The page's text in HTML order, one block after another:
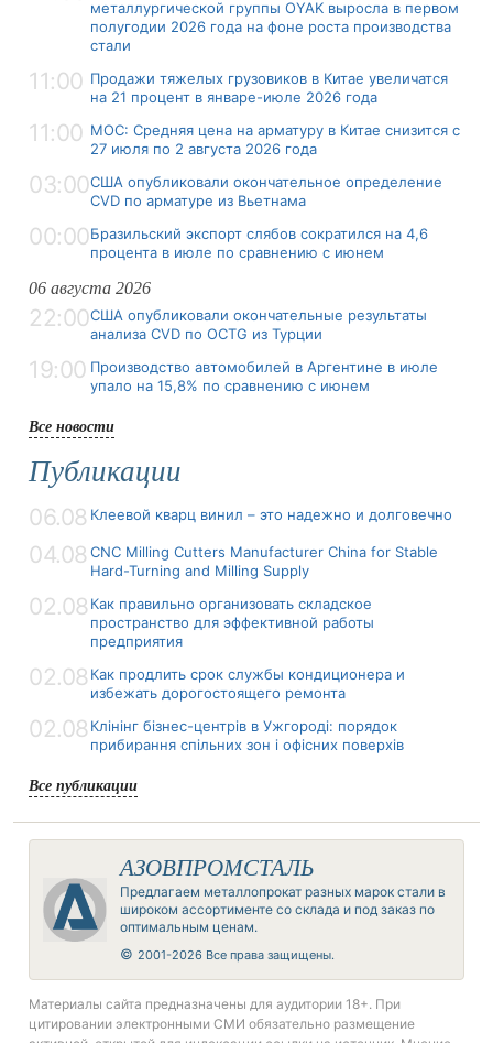
металлургической группы OYAK выросла в первом
полугодии 2026 года на фоне роста производства
стали
11:00 Продажи тяжелых грузовиков в Китае увеличатся
на 21 процент в январе-июле 2026 года
11:00 MOC: Средняя цена на арматуру в Китае снизится с
27 июля по 2 августа 2026 года
03:00США опубликовали окончательное определение
CVD по арматуре из Вьетнама
00:00Бразильский экспорт слябов сократился на 4,6
процента в июле по сравнению с июнем
06 августа 2026
22:00США опубликовали окончательные результаты
анализа CVD по OCTG из Турции
19:00 Производство автомобилей в Аргентине в июле
упало на 15,8% по сравнению с июнем
Все новости
Публикации
06.08 Клеевой кварц винил – это надежно и долговечно
04.08 CNC Milling Cutters Manufacturer China for Stable
Hard-Turning and Milling Supply
02.08 Как правильно организовать складское
пространство для эффективной работы
предприятия
02.08 Как продлить срок службы кондиционера и
избежать дорогостоящего ремонта
02.08 Клінінг бізнес-центрів в Ужгороді: порядок
прибирання спільних зон і офісних поверхів
Все публикации
АЗОВПРОМСТАЛЬ
Предлагаем металлопрокат разных марок стали в
широком ассортименте со склада и под заказ по
оптимальным ценам.
© 2001-2026 Все права защищены.
Материалы сайта предназначены для аудитории 18+. При
цитировании электронными СМИ обязательно размещение